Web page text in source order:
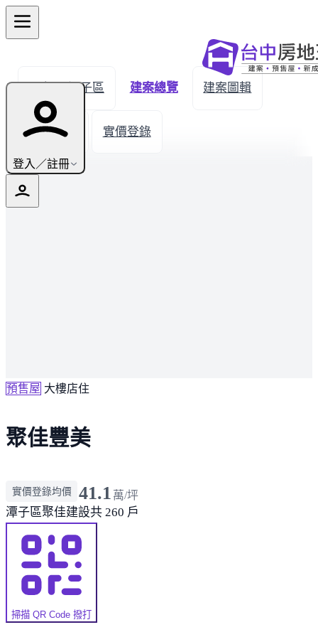
登入／註冊
← 返回潭子區 建案總覽 建案圖輯
生活機能 實價登錄
預售屋 大樓店住
聚佳豐美
實價登錄均價 41.1 萬/坪
潭子區聚佳建設共 260 戶
掃描 QR Code 撥打